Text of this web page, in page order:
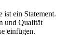
ist ein Statement.
und Qualität
einfügen.